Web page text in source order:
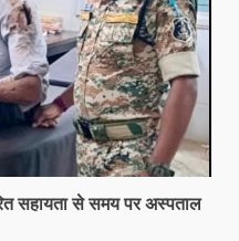
सहायता से समय पर अस्पताल